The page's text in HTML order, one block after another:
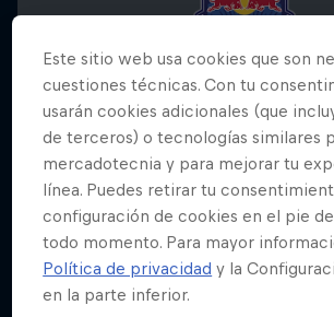
Red Bull Batalla Final Torneo
2026
Este sitio web usa cookies que son
cuestiones técnicas. Con tu
usarán cookies adicionales (que
de terceros) o tecnologías similares
mercadotecnia y para mejorar tu
línea. Puedes retirar tu
configuración de cookies en el pie
todo momento. Para mayor
Política de privacidad y la
en la parte inferior.